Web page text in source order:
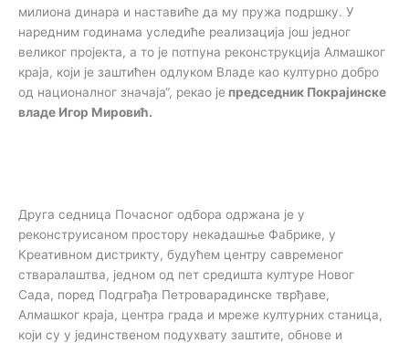
милиона динара и наставиће да му пружа подршку. У
наредним годинама уследиће реализација још једног
великог пројекта, а то је потпуна реконструкција Алмашког
краја, који је заштићен одлуком Владе као културно добро
од националног значаја“, рекао је председник Покрајинске
владе Игор Мировић.
Друга седница Почасног одбора одржана је у
реконструисаном простору некадашње Фабрике, у
Креативном дистрикту, будућем центру савременог
стваралаштва, једном од пет средишта културе Новог
Сада, поред Подграђа Петроварадинске тврђаве,
Алмашког краја, центра града и мреже културних станица,
који су у јединственом подухвату заштите, обнове и